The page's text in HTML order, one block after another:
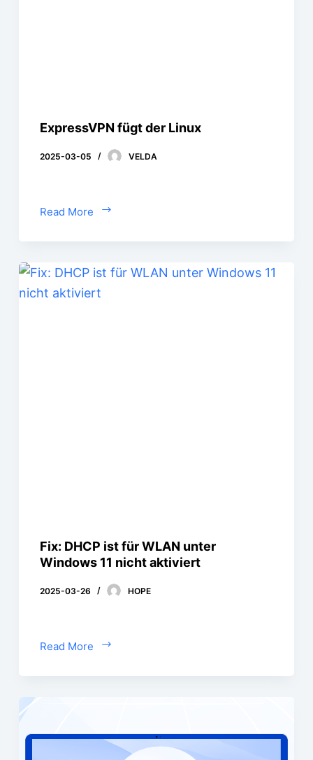
ExpressVPN fügt der Linux
2025-03-05 VELDA
Read More
Fix: DHCP ist für WLAN unter
Windows 11 nicht aktiviert
2025-03-26 HOPE
Read More